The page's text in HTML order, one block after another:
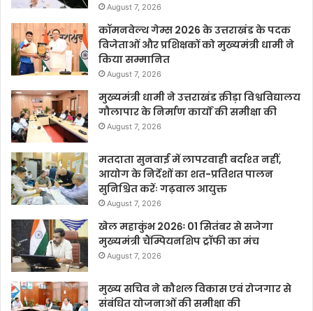
August 7, 2026
कॉमनवेल्थ गेम्स 2026 के उत्तराखंड के पदक
विजेताओं और प्रशिक्षकों को मुख्यमंत्री धामी ने
किया सम्मानित
August 7, 2026
मुख्यमंत्री धामी ने उत्तराखंड क्रीड़ा विश्वविद्यालय
गौलापार के निर्माण कार्यों की समीक्षा की
August 7, 2026
मतदाता सुनवाई में लापरवाही बर्दाश्त नहीं,
आयोग के निर्देशों का शत-प्रतिशत पालन
सुनिश्चित करेंः गढ़वाल आयुक्त
August 7, 2026
खेल महाकुंभ 2026ः 01 सितंबर से सजेगा
मुख्यमंत्री चैंम्पियनशिप ट्रॉफी का मंच
August 7, 2026
मुख्य सचिव ने कौशल विकास एवं रोजगार से
संबंधित योजनाओं की समीक्षा की